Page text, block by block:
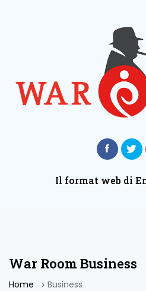
Il format web di
War Room Business
Home Business